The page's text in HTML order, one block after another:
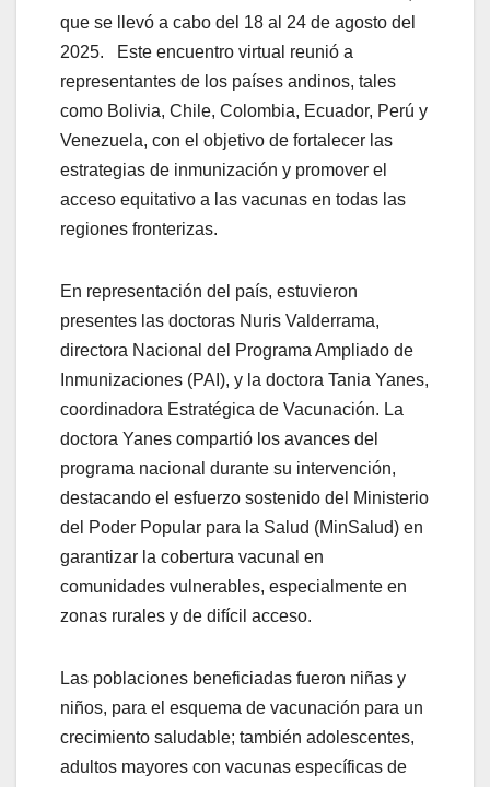
que se llevó a cabo del 18 al 24 de agosto del
2025. Este encuentro virtual reunió a
representantes de los países andinos, tales
como Bolivia, Chile, Colombia, Ecuador, Perú y
Venezuela, con el objetivo de fortalecer las
estrategias de inmunización y promover el
acceso equitativo a las vacunas en todas las
regiones fronterizas.
En representación del país, estuvieron
presentes las doctoras Nuris Valderrama,
directora Nacional del Programa Ampliado de
Inmunizaciones (PAI), y la doctora Tania Yanes,
coordinadora Estratégica de Vacunación. La
doctora Yanes compartió los avances del
programa nacional durante su intervención,
destacando el esfuerzo sostenido del Ministerio
del Poder Popular para la Salud (MinSalud) en
garantizar la cobertura vacunal en
comunidades vulnerables, especialmente en
zonas rurales y de difícil acceso.
Las poblaciones beneficiadas fueron niñas y
niños, para el esquema de vacunación para un
crecimiento saludable; también adolescentes,
adultos mayores con vacunas específicas de